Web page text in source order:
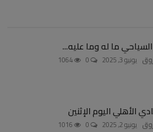
السياحي ما له وما عليه...
يونيو 3, 2025
الأهلي اليوم الإثنين
يونيو 2, 2025